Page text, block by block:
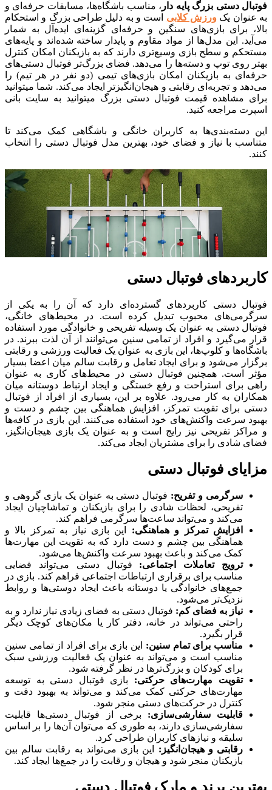
دستی بزرگ پایه دار، مناسب باشگاه‌ها، مسابقات حرفه‌ای و
یکورزش کلابی است و به دلیل طراحی بزرگ و استحکام
برای بازی‌های سنگین و حرفه‌ای گزینه‌ای ایده‌آل به شمار
این مدل‌ها از مواد مقاوم و پایدار ساخته شده‌اند و پایه‌های
و سطح بازی وسیع‌تری دارند که به بازیکنان امکان کنترل
روی توپ و دسته‌ها را می‌دهد. فضای بزرگ‌تر فوتبال دستی‌های
به بازیکنان امکان بازی‌های تیمی (دو نفر در هر تیم) را
و تجربه‌ای رقابتی و هیجان‌انگیزتر ایجاد می‌کند. شما میتوانید
مشاهده قیمت فوتبال دستی بزرگ میتوانید به سایت بانی
مراجعه کنید.
به کاربران خانگی و باشگاهی کمک می‌کند تا
با نیاز و فضای خود، بهترین مدل فوتبال دستی را انتخاب
فوتبال دستی
دستی کاربردهای گسترده‌ای دارد که آن را به یکی از
محبوب تبدیل کرده است. در محیط‌های خانگی،
دستی به عنوان یک وسیله تفریحی و خانوادگی مورد استفاده
می‌گیرد و افراد از تمامی سنین می‌توانند از آن لذت ببرند. در
و کلوپ‌ها، این بازی به عنوان یک فعالیت ورزشی و رقابتی
می‌شود و برای ایجاد تعامل و رقابت سالم میان اعضا بسیار
است. همچنین فوتبال دستی در محیط‌های کاری به عنوان
برای استراحت و رفع خستگی و ایجاد ارتباط دوستانه میان
به کار می‌رود. علاوه بر این، بسیاری از افراد از فوتبال
برای تقویت تمرکز، افزایش هماهنگی بین چشم و دست و
سرعت واکنش‌های خود استفاده می‌کنند. این بازی در کافه‌ها
تفریحی نیز رایج است و به عنوان یک بازی هیجان‌انگیز،
شادی را برای مشتریان ایجاد می‌کند.
فوتبال دستی
سرگرمی و تفریح:فوتبال دستی به عنوان یک بازی گروهی و
تفریحی، لحظات شادی را برای بازیکنان و تماشاچیان ایجاد
می‌کند و می‌تواند ساعت‌ها سرگرمی فراهم کند.
افزایش تمرکز و هماهنگی:این بازی نیاز به تمرکز بالا و
هماهنگی بین چشم و دست دارد که به تقویت این مهارت‌ها
کمک می‌کند و باعث بهبود سرعت واکنش‌ها می‌شود.
ترویج تعاملات اجتماعی:فوتبال دستی می‌تواند فضایی
مناسب برای برقراری ارتباطات اجتماعی فراهم کند. بازی در
جمع‌های خانوادگی یا دوستانه باعث ایجاد دوستی‌ها و روابط
نزدیک‌تر می‌شود.
نیاز به فضای کم:فوتبال دستی به فضای زیادی نیاز ندارد و به
راحتی می‌تواند در خانه، دفتر کار یا مکان‌های کوچک دیگر
قرار بگیرد.
مناسب برای تمام سنین:این بازی برای افراد از تمامی سنین
مناسب است و می‌تواند به عنوان یک فعالیت ورزشی سبک
برای کودکان و بزرگ‌ترها در نظر گرفته شود.
تقویت مهارت‌های حرکتی:بازی فوتبال دستی به توسعه
مهارت‌های حرکتی کمک می‌کند و می‌تواند به بهبود دقت و
کنترل در حرکت‌های دستی منجر شود.
قابلیت سفارشی‌سازی:برخی از فوتبال دستی‌ها قابلیت
سفارشی‌سازی دارند، به طوری که می‌توان آن‌ها را بر اساس
سلیقه و نیازهای کاربران طراحی کرد.
رقابتی و هیجان‌انگیز: این بازی می‌تواند به رقابت سالم بین
بازیکنان منجر شود و هیجان و رقابت را در جمع‌ها ایجاد کند.
برند و مارک فوتبال دستی